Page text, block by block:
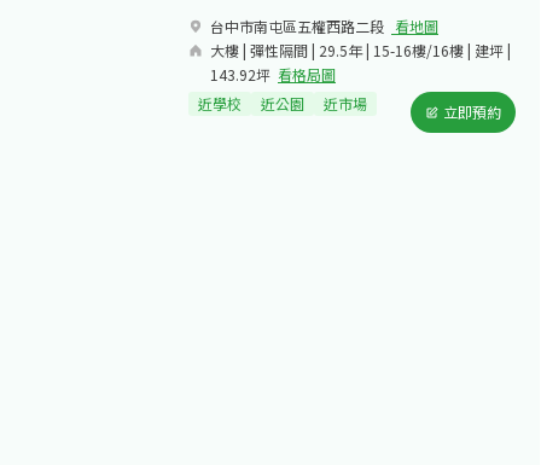
台中市南屯區五權西路二段​ 看地圖
大樓 | 彈性隔間 | 29.5年 | 15-16樓/16樓 | 建坪 |
143.92坪 看格局圖
近學校 近公園 近市場 立即預約